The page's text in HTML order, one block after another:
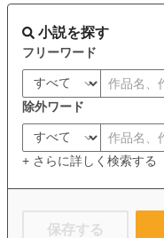
小説を探す
フリーワード
除外ワード
+ さらに詳しく検索する
保存する